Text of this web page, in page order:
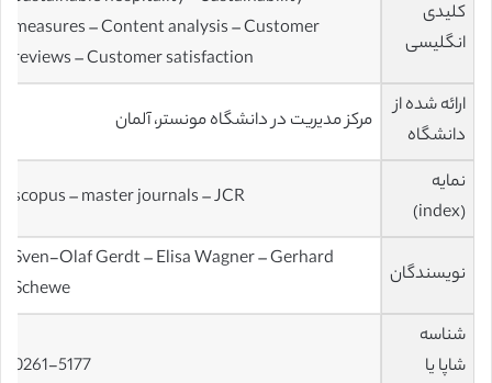
کلیدی
انگلیسی
measures – Content analysis – Customer
reviews – Customer satisfaction
ارائه شده از
دانشگاه
مرکز مدیریت در دانشگاه مونستر، آلمان
نمایه
(index)
scopus – master journals – JCR
نویسندگان
Sven-Olaf Gerdt – Elisa Wagner – Gerhard
Schewe
شناسه
شاپا یا
0261-5177